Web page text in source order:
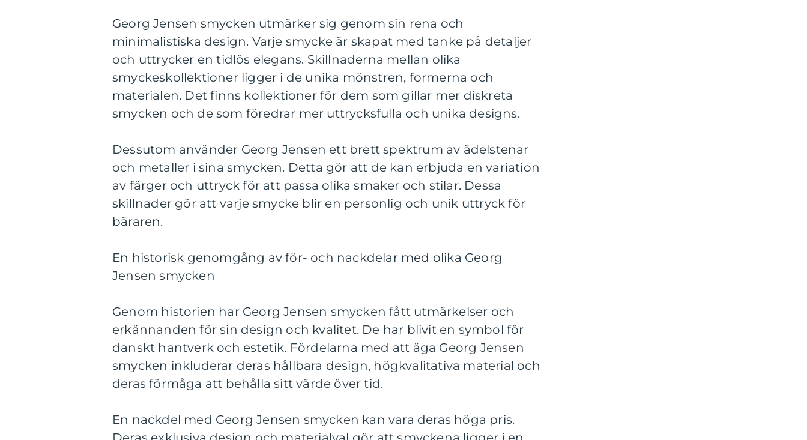
Georg Jensen smycken utmärker sig genom sin rena och
minimalistiska design. Varje smycke är skapat med tanke på detaljer
och uttrycker en tidlös elegans. Skillnaderna mellan olika
smyckeskollektioner ligger i de unika mönstren, formerna och
materialen. Det finns kollektioner för dem som gillar mer diskreta
smycken och de som föredrar mer uttrycksfulla och unika designs.
Dessutom använder Georg Jensen ett brett spektrum av ädelstenar
och metaller i sina smycken. Detta gör att de kan erbjuda en variation
av färger och uttryck för att passa olika smaker och stilar. Dessa
skillnader gör att varje smycke blir en personlig och unik uttryck för
bäraren.
En historisk genomgång av för- och nackdelar med olika Georg
Jensen smycken
Genom historien har Georg Jensen smycken fått utmärkelser och
erkännanden för sin design och kvalitet. De har blivit en symbol för
danskt hantverk och estetik. Fördelarna med att äga Georg Jensen
smycken inkluderar deras hållbara design, högkvalitativa material och
deras förmåga att behålla sitt värde över tid.
En nackdel med Georg Jensen smycken kan vara deras höga pris.